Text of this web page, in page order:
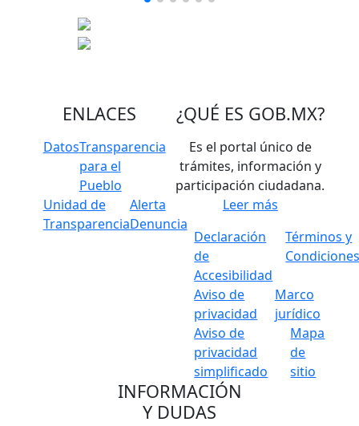
ENLACES
DatosTransparencia
para el
Pueblo
Unidad de
Transparencia
Alerta
Denuncia
¿QUÉ ES GOB.MX?
Es el portal único de
trámites, información y
participación ciudadana.
Leer más
Declaración
de
Accesibilidad
Términos y
Aviso de
privacidad
Marco
jurídico
Aviso de
privacidad
simplificado
Mapa
de
sitio
INFORMACIÓN
Y DUDAS